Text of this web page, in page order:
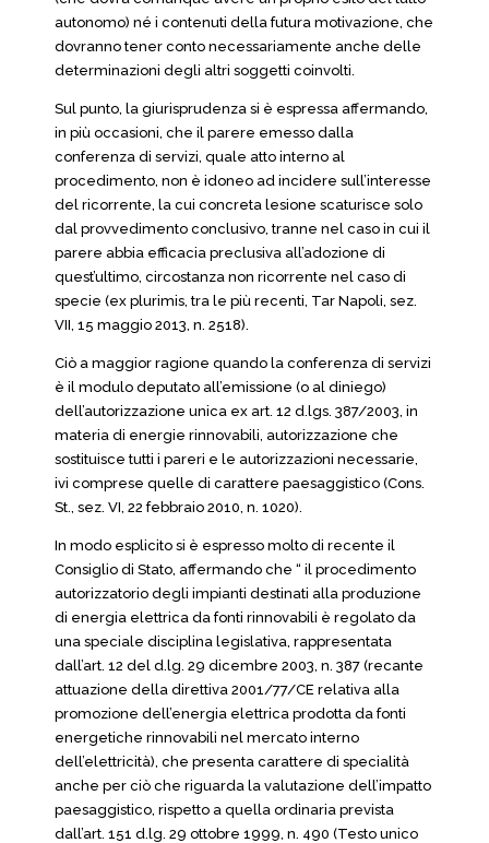
autonomo) né i contenuti della futura motivazione, che
dovranno tener conto necessariamente anche delle
determinazioni degli altri soggetti coinvolti.
Sul punto, la giurisprudenza si è espressa affermando,
in più occasioni, che il parere emesso dalla
conferenza di servizi, quale atto interno al
procedimento, non è idoneo ad incidere sull’interesse
del ricorrente, la cui concreta lesione scaturisce solo
dal provvedimento conclusivo, tranne nel caso in cui il
parere abbia efficacia preclusiva all’adozione di
quest’ultimo, circostanza non ricorrente nel caso di
specie (ex plurimis, tra le più recenti, Tar Napoli, sez.
VII, 15 maggio 2013, n. 2518).
Ciò a maggior ragione quando la conferenza di servizi
è il modulo deputato all’emissione (o al diniego)
dell’autorizzazione unica ex art. 12 d.lgs. 387/2003, in
materia di energie rinnovabili, autorizzazione che
sostituisce tutti i pareri e le autorizzazioni necessarie,
ivi comprese quelle di carattere paesaggistico (Cons.
St., sez. VI, 22 febbraio 2010, n. 1020).
In modo esplicito si è espresso molto di recente il
Consiglio di Stato, affermando che “ il procedimento
autorizzatorio degli impianti destinati alla produzione
di energia elettrica da fonti rinnovabili è regolato da
una speciale disciplina legislativa, rappresentata
dall’art. 12 del d.lg. 29 dicembre 2003, n. 387 (recante
attuazione della direttiva 2001/77/CE relativa alla
promozione dell’energia elettrica prodotta da fonti
energetiche rinnovabili nel mercato interno
dell’elettricità), che presenta carattere di specialità
anche per ciò che riguarda la valutazione dell’impatto
paesaggistico, rispetto a quella ordinaria prevista
dall’art. 151 d.lg. 29 ottobre 1999, n. 490 (Testo unico